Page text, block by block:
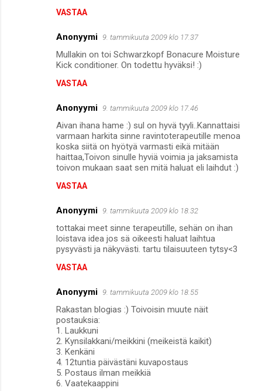
VASTAA
Anonyymi 9. tammikuuta 2009 klo 17.37
Mullakin on toi Schwarzkopf Bonacure Moisture
Kick conditioner. On todettu hyväksi! :)
VASTAA
Anonyymi 9. tammikuuta 2009 klo 17.46
Aivan ihana hame :) sul on hyvä tyyli..Kannattaisi
varmaan harkita sinne ravintoterapeutille menoa
koska siitä on hyötyä varmasti eikä mitään
haittaa,Toivon sinulle hyviä voimia ja jaksamista
toivon mukaan saat sen mitä haluat eli laihdut :)
VASTAA
Anonyymi 9. tammikuuta 2009 klo 18.32
tottakai meet sinne terapeutille, sehän on ihan
loistava idea jos sä oikeesti haluat laihtua
pysyvästi ja näkyvästi. tartu tilaisuuteen tytsy<3
VASTAA
Anonyymi 9. tammikuuta 2009 klo 18.55
Rakastan blogias :) Toivoisin muute näit
postauksia:
1. Laukkuni
2. Kynsilakkani/meikkini (meikeistä kaikit)
3. Kenkäni
4. 12tuntia päivästäni kuvapostaus
5. Postaus ilman meikkiä
6. Vaatekaappini